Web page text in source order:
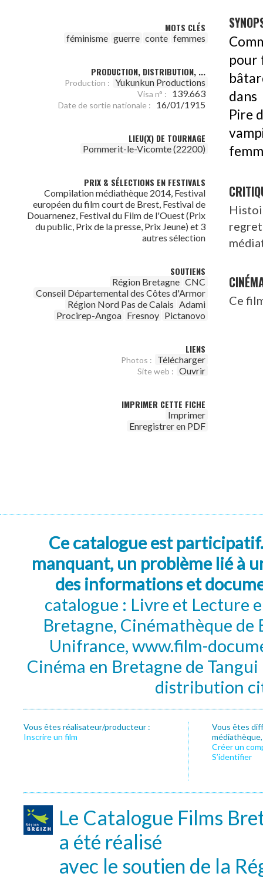
MOTS CLÉS
féminisme guerre conte femmes
PRODUCTION, DISTRIBUTION, ...
Production : Yukunkun Productions
Visa n° : 139.663
Date de sortie nationale : 16/01/1915
LIEU(X) DE TOURNAGE
Pommerit-le-Vicomte (22200)
PRIX & SÉLECTIONS EN FESTIVALS
Compilation médiathèque 2014, Festival
européen du film court de Brest, Festival de
Douarnenez, Festival du Film de l'Ouest (Prix
du public, Prix de la presse, Prix Jeune) et 3
autres sélection
SOUTIENS
Région Bretagne CNC
Conseil Départemental des Côtes d'Armor
Région Nord Pas de Calais Adami
Procirep-Angoa Fresnoy Pictanovo
LIENS
Photos : Télécharger
Site web : Ouvrir
IMPRIMER CETTE FICHE
Imprimer
Enregistrer en PDF
pour
Pire
Ce
Ce catalogue est
manquant, un problème lié à
des informations et
catalogue : Livre et Lecture
Bretagne, Cinémathèque de
Unifrance, www.film-
Cinéma en Bretagne de
distribution
Vous êtes réalisateur/producteur :
Inscrire un film
Vous êtes
Créer un
S’identifier
Le Catalogue Films
a été réalisé
avec le soutien de la